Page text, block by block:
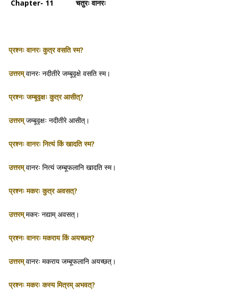
Chapter- 11 चतुरः वानरः
प्रश्नः वानरः कुत्र वसति स्म?
उत्तरम्वानरः नदीतीरे जम्बूवृक्षे वसति स्म।
प्रश्नः जम्बूवृक्षः कुत्र आसीत्?
उत्तरम्जम्बूवृक्षः नदीतीरे आसीत्।
प्रश्नः वानरः नित्यं किं खादति स्म?
उत्तरम्वानरः नित्यं जम्बूफलानि खादति स्म।
प्रश्नः मकरः कुत्र अवसत्?
उत्तरम्मकरः नद्याम् अवसत्।
प्रश्नः वानरः मकराय किं अयच्छत्?
उत्तरम्वानरः मकराय जम्बूफलानि अयच्छत्।
प्रश्नः मकरः कस्य मित्रम् अभवत्?